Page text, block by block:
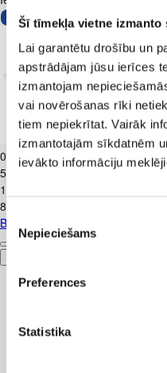
Šī tīmekļa vietne izmanto
Lai garantētu drošību un
apstrādājam jūsu ierīces
izmantojam
vai novērošanas rīki
tiem nepiekrītat. Vairāk
izmantotajām sīkdatnēm
ievākto informāciju
Piekrišanas
izvēle
Nepieciešams
Preferences
Statistika
0
99€
5,5€/kg
1
8,83€/kg
Biezpiens 9% VALMIERA 180g